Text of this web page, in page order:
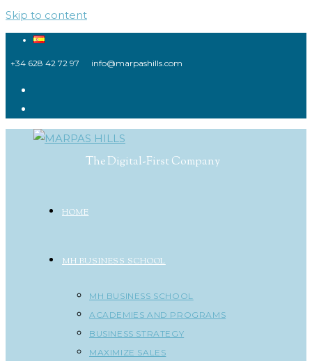
Skip to content
+34 628 42 72 97 info@marpashills.com
The Digital-First Company
HOME
MH BUSINESS SCHOOL
MH BUSINESS SCHOOL
ACADEMIES AND PROGRAMS
BUSINESS STRATEGY
MAXIMIZE SALES